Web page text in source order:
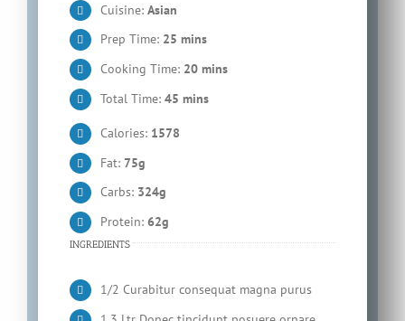
Cuisine: Asian
Prep Time: 25 mins
Cooking Time: 20 mins
Total Time: 45 mins
Calories: 1578
Fat: 75g
Carbs: 324g
Protein: 62g
INGREDIENTS
1/2 Curabitur consequat magna purus